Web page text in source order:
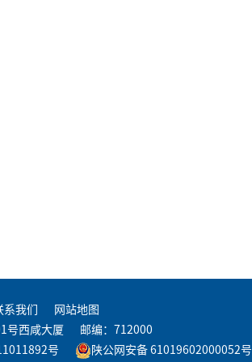
系我们
网站地图
号西咸大厦
邮编：712000
号 陕公网安备 61019602000052号